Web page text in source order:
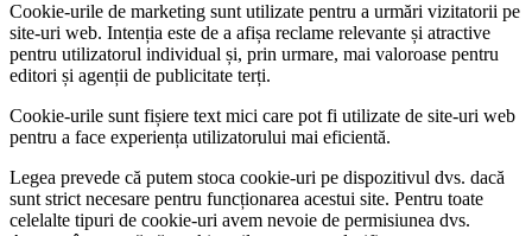
Cookie-urile de marketing sunt utilizate pentru a urmări vizitatorii pe
site-uri web. Intenția este de a afișa reclame relevante și atractive
pentru utilizatorul individual și, prin urmare, mai valoroase pentru
editori și agenții de publicitate terți.
Cookie-urile sunt fișiere text mici care pot fi utilizate de site-uri web
pentru a face experiența utilizatorului mai eficientă.
Legea prevede că putem stoca cookie-uri pe dispozitivul dvs. dacă
sunt strict necesare pentru funcționarea acestui site. Pentru toate
celelalte tipuri de cookie-uri avem nevoie de permisiunea dvs.